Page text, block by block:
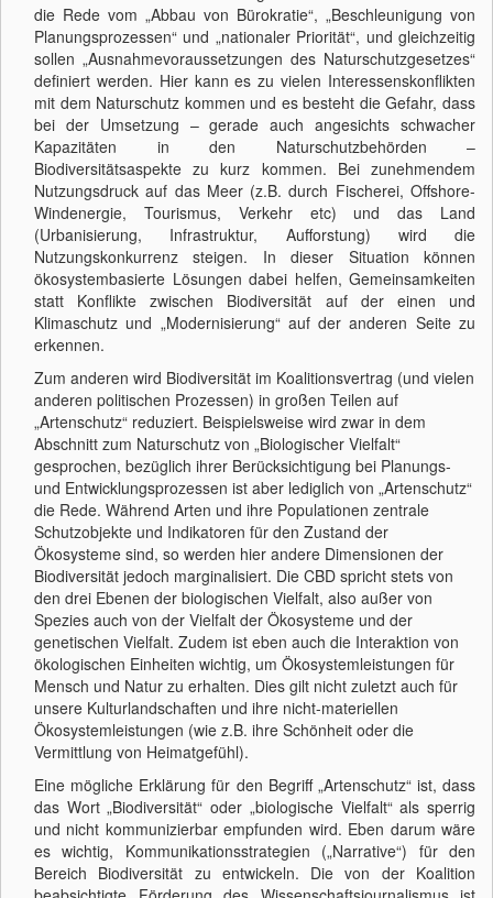
die Rede vom „Abbau von Bürokratie“, „Beschleunigung von
Planungsprozessen“ und „nationaler Priorität“, und gleichzeitig
sollen „Ausnahmevoraussetzungen des Naturschutzgesetzes“
definiert werden. Hier kann es zu vielen Interessenskonflikten
mit dem Naturschutz kommen und es besteht die Gefahr, dass
bei der Umsetzung – gerade auch angesichts schwacher
Kapazitäten in den Naturschutzbehörden –
Biodiversitätsaspekte zu kurz kommen. Bei zunehmendem
Nutzungsdruck auf das Meer (z.B. durch Fischerei, Offshore-
Windenergie, Tourismus, Verkehr etc) und das Land
(Urbanisierung, Infrastruktur, Aufforstung) wird die
Nutzungskonkurrenz steigen. In dieser Situation können
ökosystembasierte Lösungen dabei helfen, Gemeinsamkeiten
statt Konflikte zwischen Biodiversität auf der einen und
Klimaschutz und „Modernisierung“ auf der anderen Seite zu
erkennen.
Zum anderen wird Biodiversität im Koalitionsvertrag (und vielen
anderen politischen Prozessen) in großen Teilen auf
„Artenschutz“ reduziert. Beispielsweise wird zwar in dem
Abschnitt zum Naturschutz von „Biologischer Vielfalt“
gesprochen, bezüglich ihrer Berücksichtigung bei Planungs-
und Entwicklungsprozessen ist aber lediglich von „Artenschutz“
die Rede. Während Arten und ihre Populationen zentrale
Schutzobjekte und Indikatoren für den Zustand der
Ökosysteme sind, so werden hier andere Dimensionen der
Biodiversität jedoch marginalisiert. Die CBD spricht stets von
den drei Ebenen der biologischen Vielfalt, also außer von
Spezies auch von der Vielfalt der Ökosysteme und der
genetischen Vielfalt. Zudem ist eben auch die Interaktion von
ökologischen Einheiten wichtig, um Ökosystemleistungen für
Mensch und Natur zu erhalten. Dies gilt nicht zuletzt auch für
unsere Kulturlandschaften und ihre nicht-materiellen
Ökosystemleistungen (wie z.B. ihre Schönheit oder die
Vermittlung von Heimatgefühl).
Eine mögliche Erklärung für den Begriff „Artenschutz“ ist, dass
das Wort „Biodiversität“ oder „biologische Vielfalt“ als sperrig
und nicht kommunizierbar empfunden wird. Eben darum wäre
es wichtig, Kommunikationsstrategien („Narrative“) für den
Bereich Biodiversität zu entwickeln. Die von der Koalition